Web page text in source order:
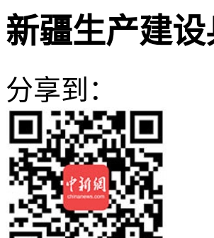
新疆生产建
分享到：